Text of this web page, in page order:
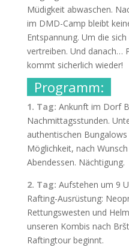
Müdigkeit abwaschen.
im DMD-Camp bleibt
Entspannung. Um die
vertreiben. Und danach…
kommt sicherlich wieder!
Programm:
1. Tag: Ankunft im Dorf
Nachmittagsstunden.
authentischen
Möglichkeit, nach
Abendessen. Nächtigung.
2. Tag: Aufstehen um 9
Rafting-Ausrüstung:
Rettungswesten und
unseren Kombis nach
Raftingtour beginnt.